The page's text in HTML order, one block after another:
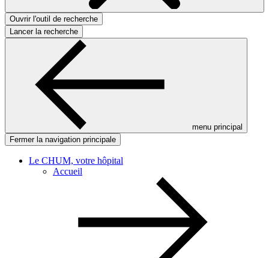
Ouvrir l'outil de recherche
Lancer la recherche
menu principal
Fermer la navigation principale
Le CHUM, votre hôpital
Accueil